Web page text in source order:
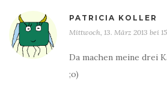
PATRICIA KOLLER
Mittwoch, 13. März 2013 bei
Da machen meine drei
;o)